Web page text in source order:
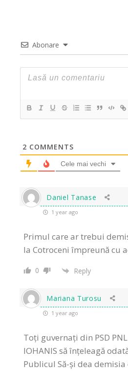
Abonare
2 COMMENTS
Cele mai vechi
Daniel Tanase
1 year ago
Primul care ar trebui
la Cotroceni împreună cu
0 Reply
Mariana Turosu
1 year ago
Toți guvernați din PSD PNL
IOHANIS să înțeleagă
Publicul Să-și dea